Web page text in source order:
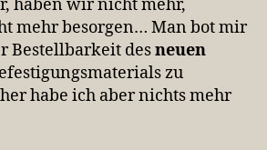
haben wir nicht mehr,
mehr besorgen… Man bot mir
Bestellbarkeit desneuen
zu
habe ich aber nichts mehr